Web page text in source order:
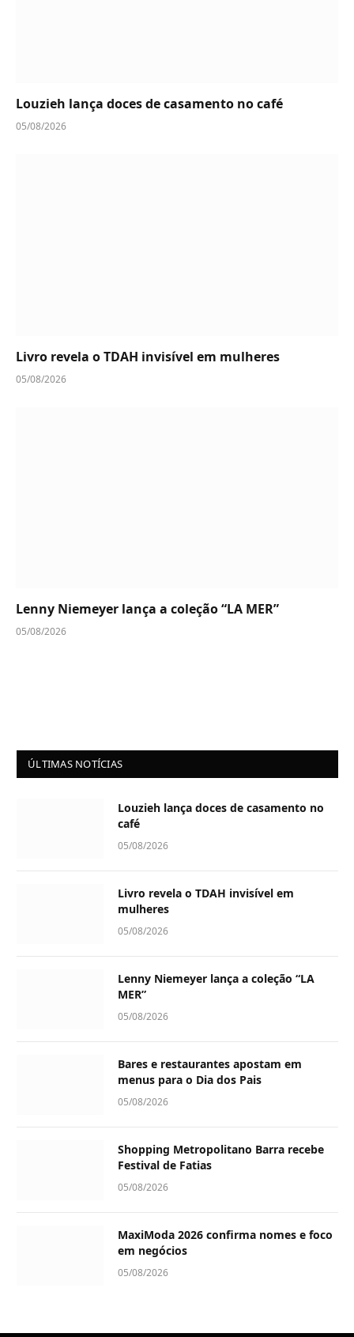
Louzieh lança doces de casamento no café
05/08/2026
Livro revela o TDAH invisível em mulheres
05/08/2026
Lenny Niemeyer lança a coleção “LA MER”
05/08/2026
ÚLTIMAS NOTÍCIAS
Louzieh lança doces de casamento no
café
05/08/2026
Livro revela o TDAH invisível em
mulheres
05/08/2026
Lenny Niemeyer lança a coleção “LA
MER”
05/08/2026
Bares e restaurantes apostam em
menus para o Dia dos Pais
05/08/2026
Shopping Metropolitano Barra recebe
Festival de Fatias
05/08/2026
MaxiModa 2026 confirma nomes e foco
em negócios
05/08/2026